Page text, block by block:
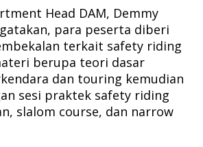
Head DAM, Demmy
para peserta diberi
terkait safety riding
berupa teori dasar
dan touring kemudian
sesi praktek safety riding
slalom course, dan narrow